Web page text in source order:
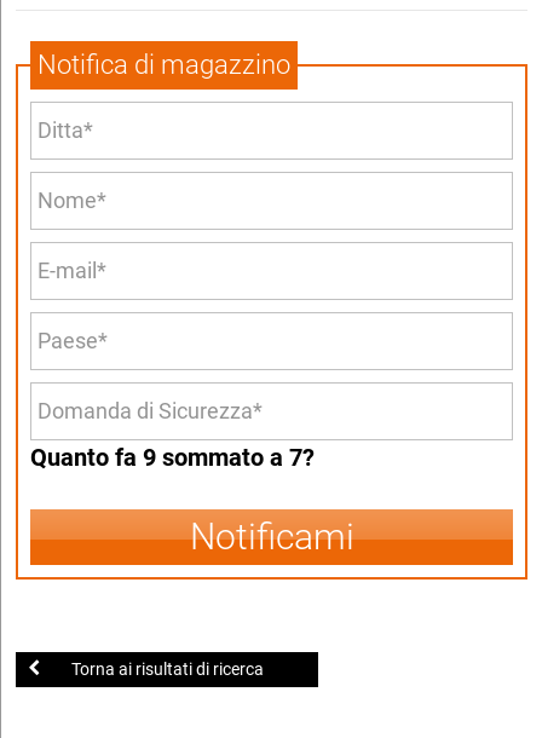
Notifica di magazzino
Quanto fa 9 sommato a 7?
Notificami
Torna ai risultati di ricerca